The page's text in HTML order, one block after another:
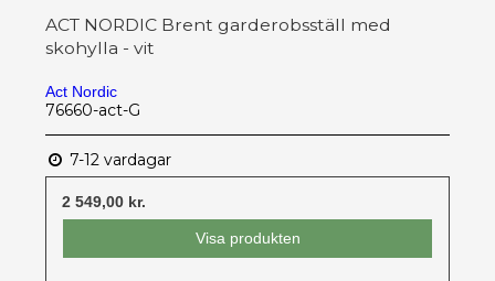
ACT NORDIC Brent garderobsställ med
skohylla - vit
Act Nordic
76660-act-G
7-12 vardagar
2 549,00 kr.
Visa produkten